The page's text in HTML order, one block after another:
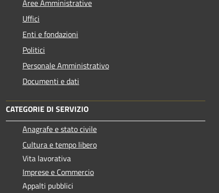
Aree Amministrative
Uffici
Enti e fondazioni
Politici
Personale Amministrativo
Documenti e dati
CATEGORIE DI SERVIZIO
Anagrafe e stato civile
Cultura e tempo libero
Vita lavorativa
Imprese e Commercio
Appalti pubblici